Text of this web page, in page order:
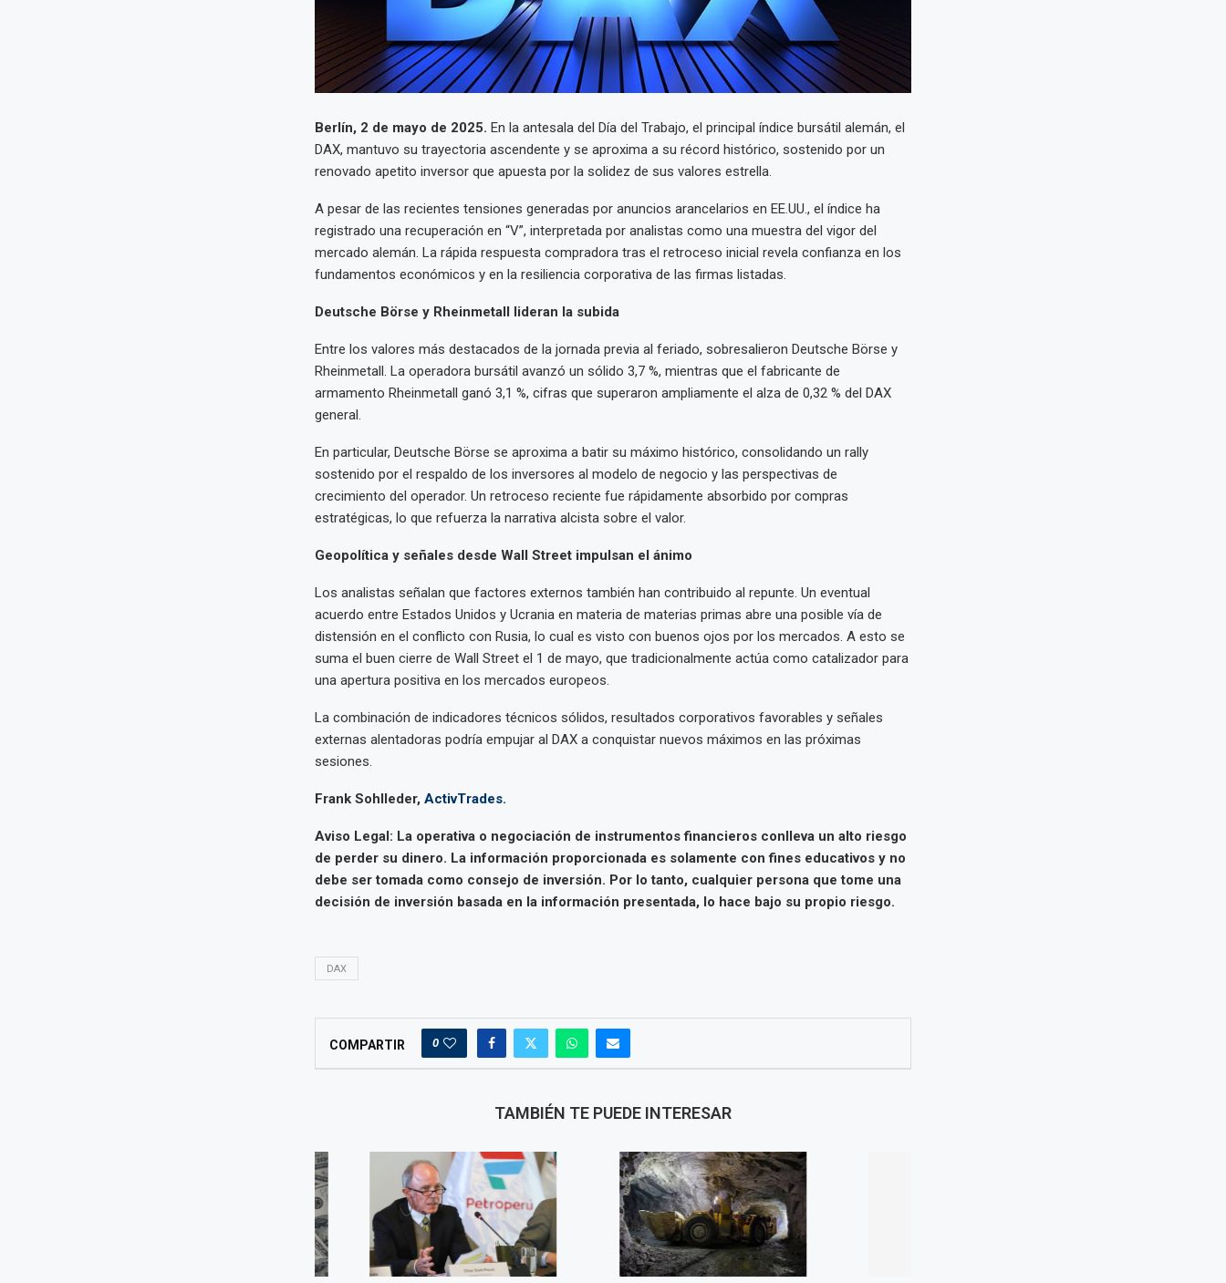
Berlín, 2 de mayo de 2025. En la antesala del Día del Trabajo, el principal índice bursátil alemán, el
DAX, mantuvo su trayectoria ascendente y se aproxima a su récord histórico, sostenido por un
renovado apetito inversor que apuesta por la solidez de sus valores estrella.
A pesar de las recientes tensiones generadas por anuncios arancelarios en EE.UU., el índice ha
registrado una recuperación en “V”, interpretada por analistas como una muestra del vigor del
mercado alemán. La rápida respuesta compradora tras el retroceso inicial revela confianza en los
fundamentos económicos y en la resiliencia corporativa de las firmas listadas.
Deutsche Börse y Rheinmetall lideran la subida
Entre los valores más destacados de la jornada previa al feriado, sobresalieron Deutsche Börse y
Rheinmetall. La operadora bursátil avanzó un sólido 3,7 %, mientras que el fabricante de
armamento Rheinmetall ganó 3,1 %, cifras que superaron ampliamente el alza de 0,32 % del DAX
general.
En particular, Deutsche Börse se aproxima a batir su máximo histórico, consolidando un rally
sostenido por el respaldo de los inversores al modelo de negocio y las perspectivas de
crecimiento del operador. Un retroceso reciente fue rápidamente absorbido por compras
estratégicas, lo que refuerza la narrativa alcista sobre el valor.
Geopolítica y señales desde Wall Street impulsan el ánimo
Los analistas señalan que factores externos también han contribuido al repunte. Un eventual
acuerdo entre Estados Unidos y Ucrania en materia de materias primas abre una posible vía de
distensión en el conflicto con Rusia, lo cual es visto con buenos ojos por los mercados. A esto se
suma el buen cierre de Wall Street el 1 de mayo, que tradicionalmente actúa como catalizador para
una apertura positiva en los mercados europeos.
La combinación de indicadores técnicos sólidos, resultados corporativos favorables y señales
externas alentadoras podría empujar al DAX a conquistar nuevos máximos en las próximas
sesiones.
Frank Sohlleder, ActivTrades.
Aviso Legal: La operativa o negociación de instrumentos financieros conlleva un alto riesgo
de perder su dinero. La información proporcionada es solamente con fines educativos y no
debe ser tomada como consejo de inversión. Por lo tanto, cualquier persona que tome una
decisión de inversión basada en la información presentada, lo hace bajo su propio riesgo.
DAX
COMPARTIR 0
TAMBIÉN TE PUEDE INTERESAR